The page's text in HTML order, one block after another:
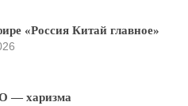
«Россия Китай главное»
— харизма